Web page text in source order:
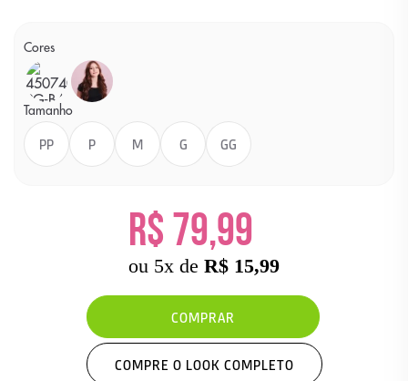
Cores
Tamanho
PP P M G GG
R$ 79,99
ou 5x de R$ 15,99
COMPRAR
COMPRE O LOOK COMPLETO